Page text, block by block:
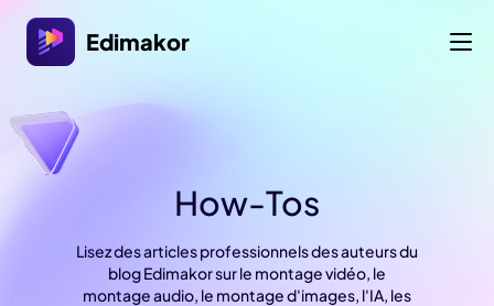
Edimakor
How-Tos
Lisez des articles professionnels des auteurs du
blog Edimakor sur le montage vidéo, le
montage audio, le montage d'images, l'IA, les